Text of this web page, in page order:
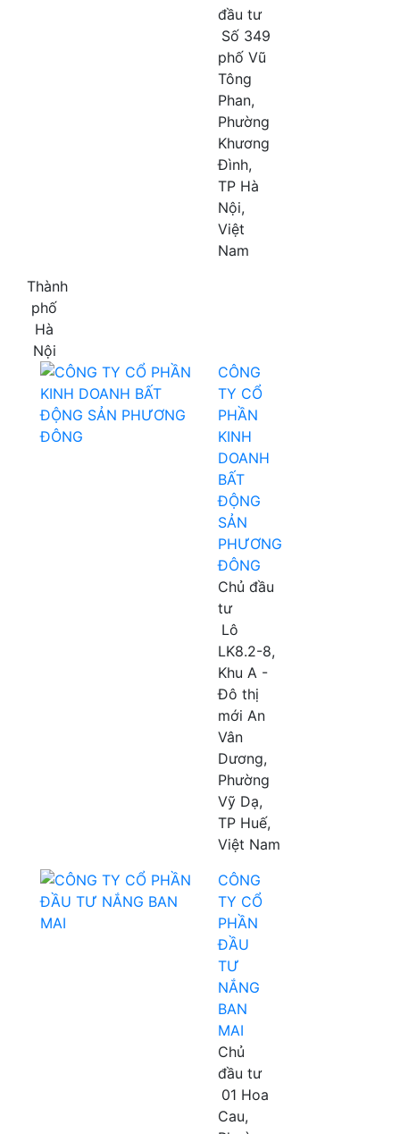
đầu tư
Số 349
phố Vũ
Tông
Phan,
Phường
Khương
Đình,
TP Hà
Nội,
Việt
Nam
Thành
phố
Hà
Nội
CÔNG
TY CỔ
PHẦN
KINH
DOANH
BẤT
ĐỘNG
SẢN
PHƯƠNG
ĐÔNG
Chủ đầu
tư
Lô
LK8.2-8,
Khu A -
Đô thị
mới An
Vân
Dương,
Phường
Vỹ Dạ,
TP Huế,
Việt Nam
CÔNG
TY CỔ
PHẦN
ĐẦU
TƯ
NẮNG
BAN
MAI
Chủ
đầu tư
01 Hoa
Cau,